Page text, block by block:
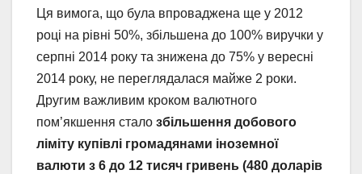
Ця вимога, що була впроваджена ще у 2012
році на рівні 50%, збільшена до 100% виручки у
серпні 2014 року та знижена до 75% у вересні
2014 року, не переглядалася майже 2 роки.
Другим важливим кроком валютного
пом’якшення стало збільшення добового
ліміту купівлі громадянами іноземної
валюти з 6 до 12 тисяч гривень (480 доларів